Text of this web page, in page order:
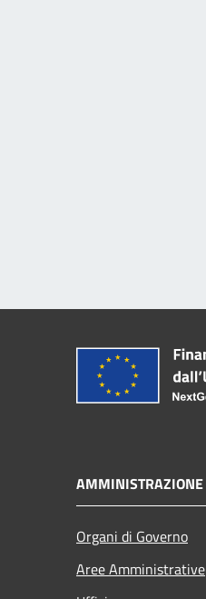
AMMINISTRAZIONE
Organi di Governo
Aree Amministrative